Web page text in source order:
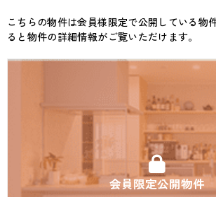
こちらの物件は会員様限定で公開している物
ると物件の詳細情報がご覧いただけます。
会員限定公開物件